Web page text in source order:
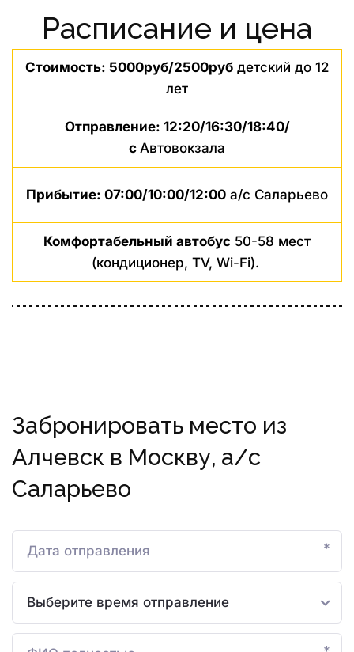
Расписание и цена
Стоимость: 5000руб/2500руб детский до 12
лет
Отправление: 12:20/16:30/18:40/
с Автовокзала
Прибытие: 07:00/10:00/12:00 а/с Саларьево
Комфортабельный автобус 50-58 мест
(кондиционер, TV, Wi-Fi).
Забронировать место из
Алчевск в Москву, а/с
Саларьево
*